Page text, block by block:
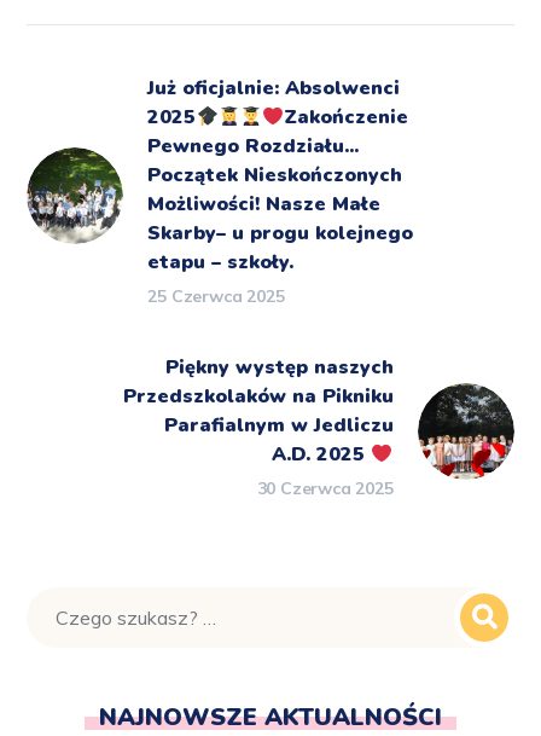
Już oficjalnie: Absolwenci
2025
‍‍Zakończenie
Pewnego Rozdziału...
Początek Nieskończonych
Możliwości! Nasze Małe
Skarby– u progu kolejnego
etapu – szkoły.
25 Czerwca 2025
Piękny występ naszych
Przedszkolaków na Pikniku
Parafialnym w Jedliczu
A.D. 2025
30 Czerwca 2025
NAJNOWSZE AKTUALNOŚCI